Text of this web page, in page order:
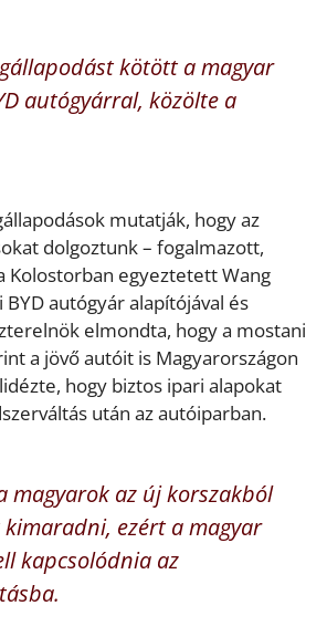
kötött a magyar
autógyárral, közölte a
mutatják, hogy az
dolgoztunk – fogalmazott,
Kolostorban egyeztetett Wang
BYD autógyár alapítójával és
elmondta, hogy a mostani
a jövő autóit is Magyarországon
hogy biztos ipari alapokat
után az autóiparban.
magyarok az új korszakból
ezért a magyar
kapcsolódnia az